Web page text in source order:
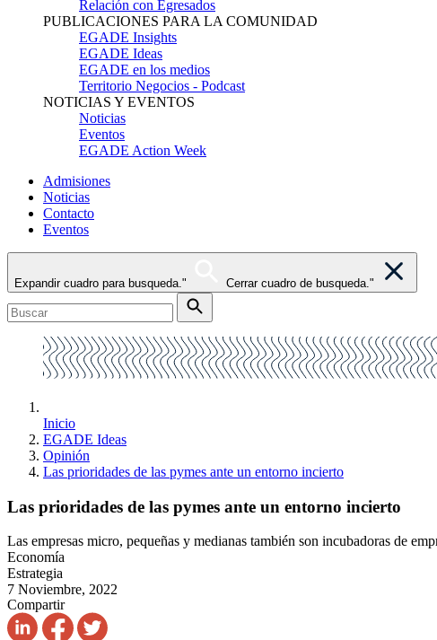
Relación con Egresados
PUBLICACIONES PARA LA COMUNIDAD
EGADE Insights
EGADE Ideas
EGADE en los medios
Territorio Negocios - Podcast
NOTICIAS Y EVENTOS
Noticias
Eventos
EGADE Action Week
Admisiones
Noticias
Contacto
Eventos
Expandir cuadro para busqueda." Cerrar cuadro de busqueda."
Inicio
EGADE Ideas
Opinión
Las prioridades de las pymes ante un entorno incierto
Las prioridades de las pymes ante un entorno incierto
Las empresas micro, pequeñas y medianas también son incubadoras de
Economía
Estrategia
7 Noviembre, 2022
Compartir